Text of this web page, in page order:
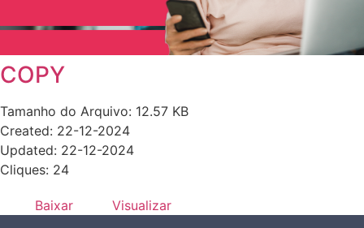
COPY
Tamanho do Arquivo: 12.57 KB
Created: 22-12-2024
Updated: 22-12-2024
Cliques: 24
Baixar Visualizar